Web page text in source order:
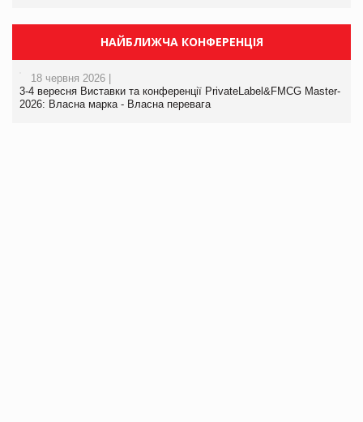
НАЙБЛИЖЧА КОНФЕРЕНЦІЯ
18 червня 2026 |
3-4 вересня Виставки та конференції PrivateLabel&FMCG Master-
2026: Власна марка - Власна перевага